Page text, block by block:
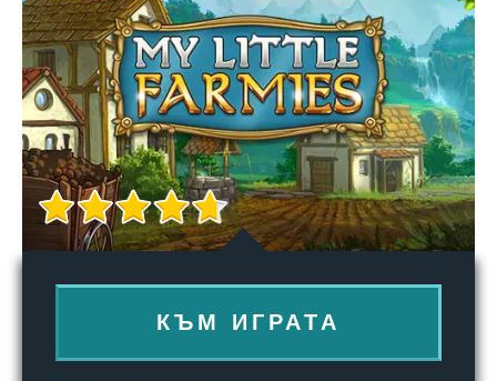
КЪМ ИГРАТА